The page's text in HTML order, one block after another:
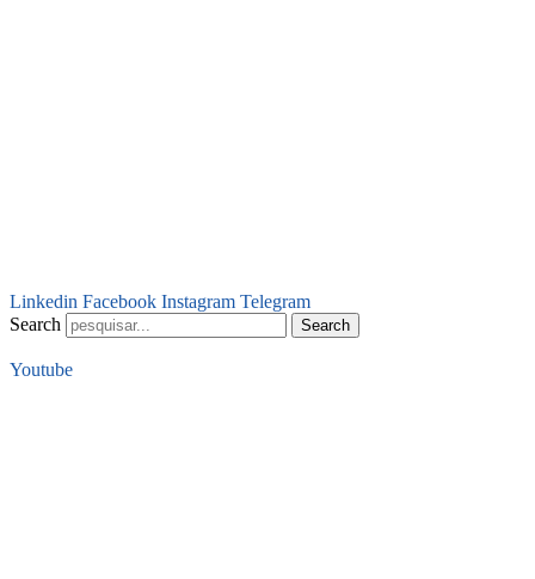
Linkedin Facebook Instagram Telegram
Search
Search
Youtube